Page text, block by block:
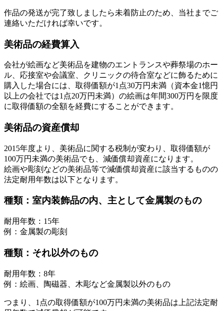
作品の発送が完了致しましたら未着防止のため、当社までご
連絡いただければ幸いです。
美術品の経費算入
会社が絵画など美術品を建物のエントランスや葬祭場のホー
ル、応接室や会議室、クリニックの待合室などに飾るために
購入した場合には、取得価額が1点30万円未満（資本金1憶円
以上の会社では1点20万円未満）の絵画は年間300万円を限度
に取得価額の全額を経費にすることができます。
美術品の資産償却
2015年度より、美術品に関する税制が変わり、取得価額が
100万円未満の美術品でも、減価償却資産になります。
絵画や彫刻などの美術品等で減価償却資産に該当するものの
法定耐用年数は以下となります。
種類：室内装飾品の内、主として金属製のもの
耐用年数：15年
例：金属製の彫刻
種類：それ以外のもの
耐用年数：8年
例：絵画、陶磁器、木彫など金属製以外のもの
つまり、1点の取得価額が100万円未満の美術品は上記法定耐